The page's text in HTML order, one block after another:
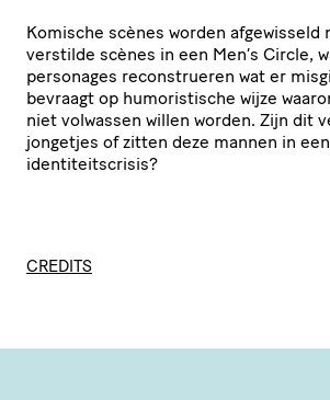
Komische scènes worden afgewisseld
verstilde scènes in een Men’s Circle,
personages reconstrueren wat er
bevraagt op humoristische wijze
niet volwassen willen worden. Zijn dit
jongetjes of zitten deze mannen in
identiteitscrisis?
CREDITS